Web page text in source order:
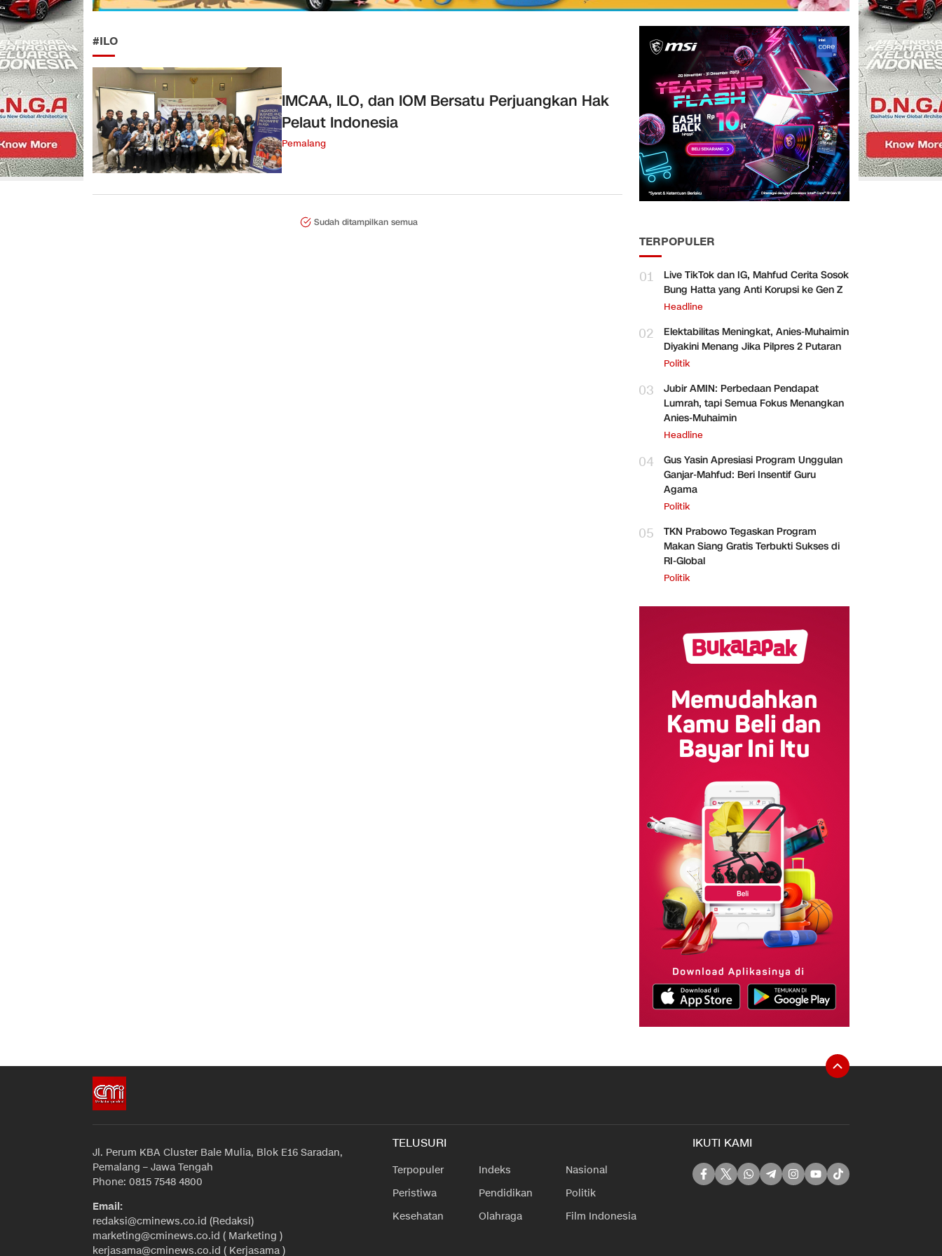
#ILO
IMCAA, ILO, dan IOM Bersatu Perjuangkan Hak
Pelaut Indonesia
Pemalang
Sudah ditampilkan semua
TERPOPULER
01
Live TikTok dan IG, Mahfud Cerita Sosok
Bung Hatta yang Anti Korupsi ke Gen Z
Headline
02
Elektabilitas Meningkat, Anies-Muhaimin
Diyakini Menang Jika Pilpres 2 Putaran
Politik
03
Jubir AMIN: Perbedaan Pendapat
Lumrah, tapi Semua Fokus Menangkan
Anies-Muhaimin
Headline
04
Gus Yasin Apresiasi Program Unggulan
Ganjar-Mahfud: Beri Insentif Guru
Agama
Politik
05
TKN Prabowo Tegaskan Program
Makan Siang Gratis Terbukti Sukses di
RI-Global
Politik
Jl. Perum KBA Cluster Bale Mulia, Blok E16 Saradan,
Pemalang – Jawa Tengah
Phone: 0815 7548 4800
Email:
redaksi@cminews.co.id (Redaksi)
marketing@cminews.co.id ( Marketing )
kerjasama@cminews.co.id ( Kerjasama )
TELUSURI
Terpopuler Indeks
Nasional
Peristiwa
Pendidikan
Politik
Kesehatan
Olahraga Film Indonesia
IKUTI KAMI